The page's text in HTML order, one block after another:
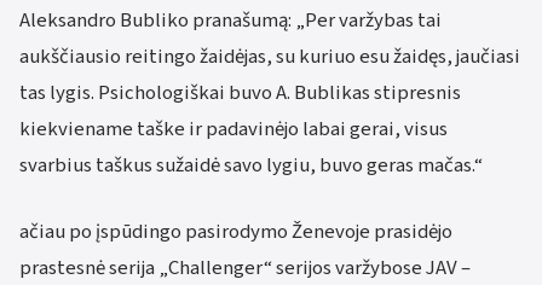
Aleksandro Bubliko pranašumą: „Per varžybas tai
aukščiausio reitingo žaidėjas, su kuriuo esu žaidęs, jaučiasi
tas lygis. Psichologiškai buvo A. Bublikas stipresnis
kiekviename taške ir padavinėjo labai gerai, visus
svarbius taškus sužaidė savo lygiu, buvo geras mačas.“
ačiau po įspūdingo pasirodymo Ženevoje prasidėjo
prastesnė serija „Challenger“ serijos varžybose JAV –